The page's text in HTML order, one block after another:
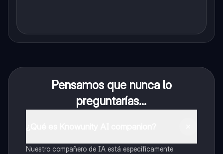
Pensamos que nunca lo
preguntarías...
Nuestro compañero de IA está específicamente